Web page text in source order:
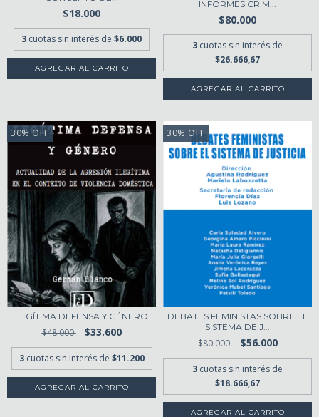
$18.000
3 cuotas sin interés de $6.000
INFORMES CRIM...
$80.000
3 cuotas sin interés de
$26.666,67
30%OFF
LEGÍTIMA DEFENSA Y GÉNERO
$48.000 $33.600
3 cuotas sin interés de $11.200
30% OFF
DEBATES FEMINISTAS SOBRE EL
SISTEMA DE J...
$80.000 $56.000
3 cuotas sin interés de
$18.666,67